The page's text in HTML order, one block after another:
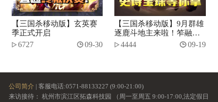
【三国杀移动版】玄英赛
季正式开启
6727
09-30
【三国杀移动版】9月群雄
逐鹿斗地主来啦！笮融、
势张燕加入将池~
4444 09-19
公司简介 | 客服电话:0571-88133227 (9:00-21:00)
来访接待： 杭州市滨江区拓森科技园 （周一至周五 9:00-17:00,法定假日